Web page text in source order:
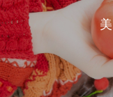
美